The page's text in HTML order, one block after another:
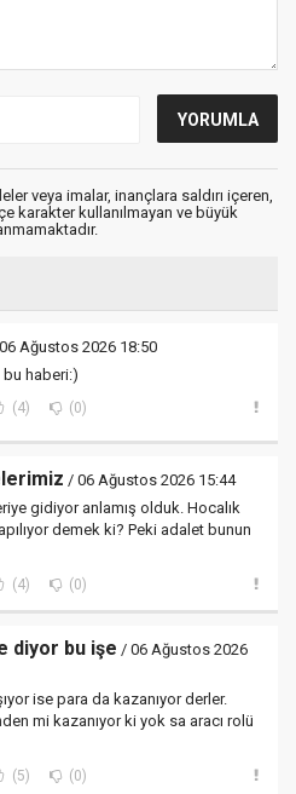
veya imalar, inançlara saldırı içeren,
karakter kullanılmayan ve büyük
Ağustos 2026 18:50
bu haberi:)
(4) (0)
/ 06 Ağustos 2026 15:44
gidiyor anlamış olduk. Hocalık
demek ki? Peki adalet bunun
(4) (0)
diyor bu işe / 06 Ağustos 2026
ise para da kazanıyor derler.
mi kazanıyor ki yok sa aracı rolü
(5) (0)